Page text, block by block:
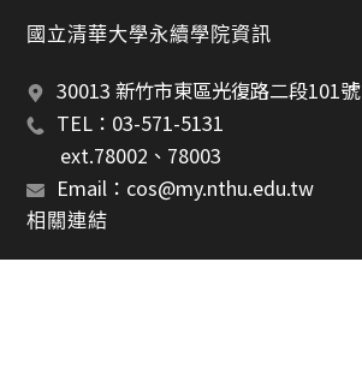
國立清華大學永續學院資訊
30013 新竹市東區光復路二段101號
TEL：03-571-5131
ext.78002、78003
Email：cos@my.nthu.edu.tw
相關連結